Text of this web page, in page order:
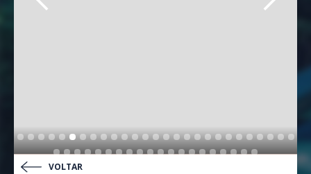
VOLTAR